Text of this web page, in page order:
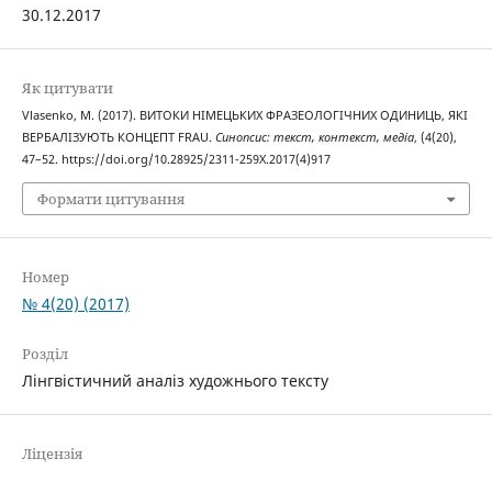
30.12.2017
Як цитувати
Vlasenko, M. (2017). ВИТОКИ НІМЕЦЬКИХ ФРАЗЕОЛОГІЧНИХ ОДИНИЦЬ, ЯКІ
ВЕРБАЛІЗУЮТЬ КОНЦЕПТ FRAU. Синопсис: текст, контекст, медіа, (4(20),
47–52. https://doi.org/10.28925/2311-259X.2017(4)917
Формати цитування
Номер
№ 4(20) (2017)
Розділ
Лінгвістичний аналіз художнього тексту
Ліцензія